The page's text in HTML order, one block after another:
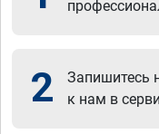
2
Запишитесь
к нам в